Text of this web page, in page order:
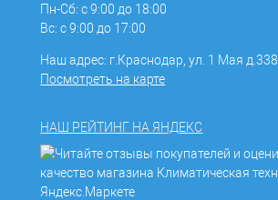
Пн-Сб: с 9:00 до 18:00
Вс: с 9:00 до 17:00
Наш адрес: г.Краснодар, ул. 1 Мая д.338
Посмотреть на карте
НАШ РЕЙТИНГ НА ЯНДЕКС